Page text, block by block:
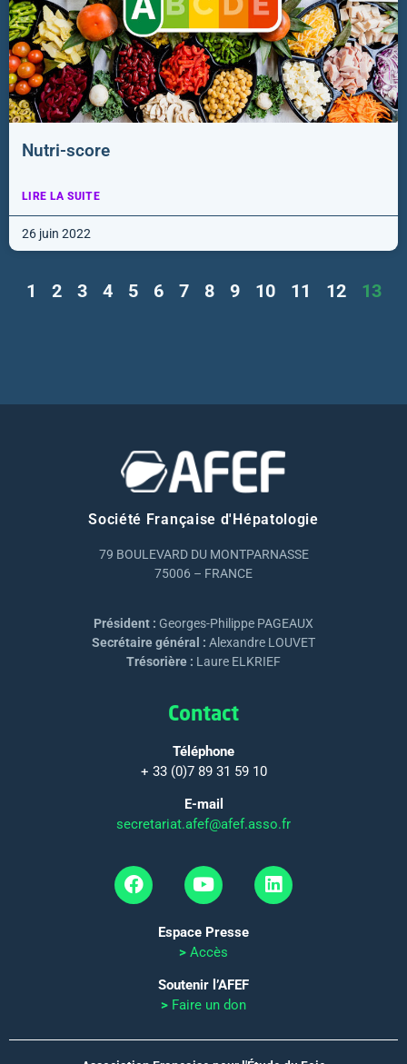
Nutri-score
LIRE LA SUITE
26 juin 2022
1 2 3 4 5 6 7 8 9 10 11 12 13
Société Française d'Hépatologie
79 BOULEVARD DU MONTPARNASSE
75006 – FRANCE
Président : Georges-Philippe PAGEAUX
Secrétaire général : Alexandre LOUVET
Trésorière : Laure ELKRIEF
Contact
Téléphone
+ 33 (0)7 89 31 59 10
E-mail
secretariat.afef@afef.asso.fr
Espace Presse
> Accès
Soutenir l’AFEF
> Faire un don